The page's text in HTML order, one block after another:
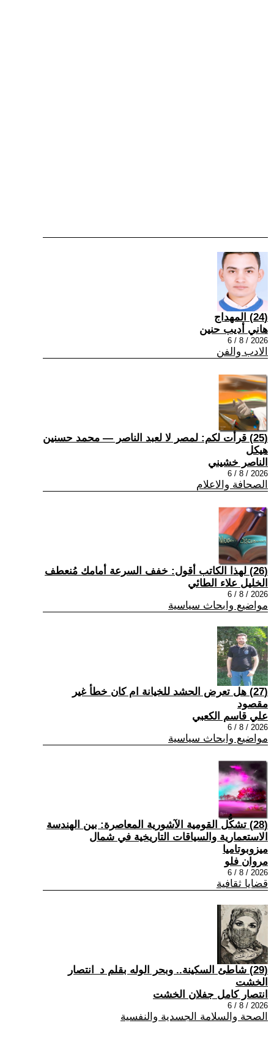
(24) المهداج
هاني أديب حنين
2026 / 8 / 6
الادب والفن
(25) قرأت لكم: لمصر لا لعبد الناصر — محمد حسنين
هيكل
الناصر خشيني
2026 / 8 / 6
الصحافة والاعلام
(26) لهذا الكاتب أقول: خفف السرعة أمامك مُنعطف
الخليل علاء الطائي
2026 / 8 / 6
مواضيع وابحاث سياسية
(27) هل تعرض الحشد للخيانة ام كان خطأ غير
مقصود
علي قاسم الكعبي
2026 / 8 / 6
مواضيع وابحاث سياسية
(28) تشكُّل القومية الآشورية المعاصرة: بين الهندسة
الاستعمارية والسياقات التاريخية في شمال
ميزوبوتاميا
مروان فلو
2026 / 8 / 6
قضايا ثقافية
(29) شاطئ السكينة.. وبحر الوله بقلم د_انتصار
الخشت
انتصار كامل جفلان الخشت
2026 / 8 / 6
الصحة والسلامة الجسدية والنفسية